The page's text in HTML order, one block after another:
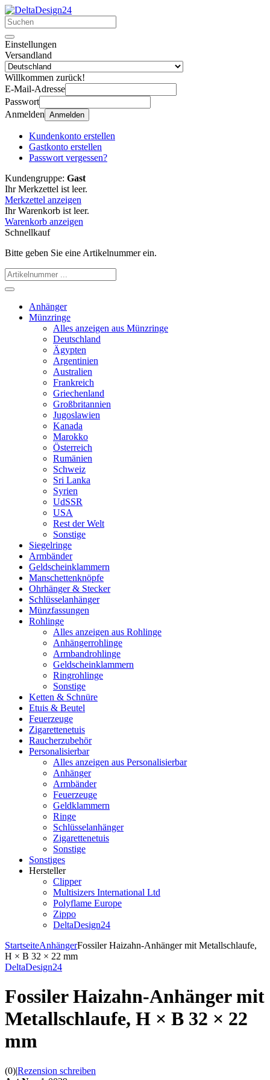
Einstellungen
Versandland
Willkommen zurück!
E-Mail-Adresse
Passwort
Anmelden Anmelden
Kundenkonto erstellen
Gastkonto erstellen
Passwort vergessen?
Kundengruppe: Gast
Ihr Merkzettel ist leer.
Merkzettel anzeigen
Ihr Warenkorb ist leer.
Warenkorb anzeigen
Schnellkauf
Bitte geben Sie eine Artikelnummer ein.
Anhänger
Münzringe
Alles anzeigen aus Münzringe
Deutschland
Ägypten
Argentinien
Australien
Frankreich
Griechenland
Großbritannien
Jugoslawien
Kanada
Marokko
Österreich
Rumänien
Schweiz
Sri Lanka
Syrien
UdSSR
USA
Rest der Welt
Sonstige
Siegelringe
Armbänder
Geldscheinklammern
Manschettenknöpfe
Ohrhänger & Stecker
Schlüsselanhänger
Münzfassungen
Rohlinge
Alles anzeigen aus Rohlinge
Anhängerrohlinge
Armbandrohlinge
Geldscheinklammern
Ringrohlinge
Sonstige
Ketten & Schnüre
Etuis & Beutel
Feuerzeuge
Zigarettenetuis
Raucherzubehör
Personalisierbar
Alles anzeigen aus Personalisierbar
Anhänger
Armbänder
Feuerzeuge
Geldklammern
Ringe
Schlüsselanhänger
Zigarettenetuis
Sonstige
Sonstiges
Hersteller
Clipper
Multisizers International Ltd
Polyflame Europe
Zippo
DeltaDesign24
StartseiteAnhängerFossiler Haizahn-Anhänger mit Metallschlaufe,
H × B 32 × 22 mm
DeltaDesign24
Fossiler Haizahn-Anhänger mit
Metallschlaufe, H × B 32 × 22
mm
(0)|Rezension schreiben